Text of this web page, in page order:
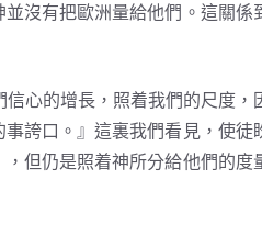
沒有把歐洲量給他們。這關係
心的增長，照着我們的尺度，
誇口。』這裏我們看見，使徒
但仍是照着神所分給他們的度